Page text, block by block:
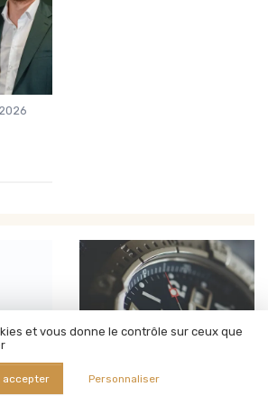
et vous donne le contrôle sur ceux que
accepter Personnaliser